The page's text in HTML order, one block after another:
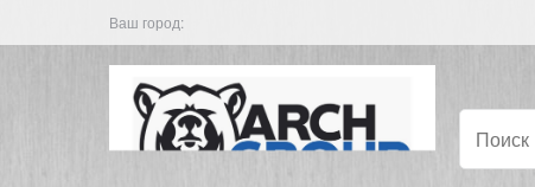
Ваш город: